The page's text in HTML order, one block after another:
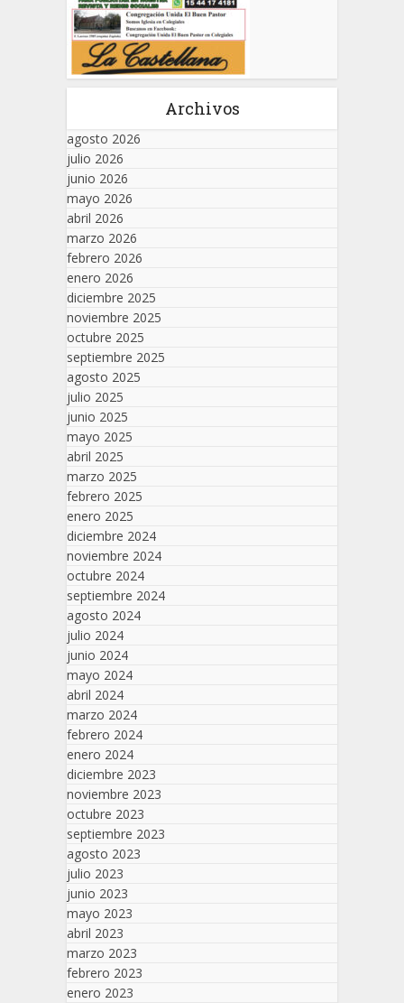
Archivos
agosto 2026
julio 2026
junio 2026
mayo 2026
abril 2026
marzo 2026
febrero 2026
enero 2026
diciembre 2025
noviembre 2025
octubre 2025
septiembre 2025
agosto 2025
julio 2025
junio 2025
mayo 2025
abril 2025
marzo 2025
febrero 2025
enero 2025
diciembre 2024
noviembre 2024
octubre 2024
septiembre 2024
agosto 2024
julio 2024
junio 2024
mayo 2024
abril 2024
marzo 2024
febrero 2024
enero 2024
diciembre 2023
noviembre 2023
octubre 2023
septiembre 2023
agosto 2023
julio 2023
junio 2023
mayo 2023
abril 2023
marzo 2023
febrero 2023
enero 2023